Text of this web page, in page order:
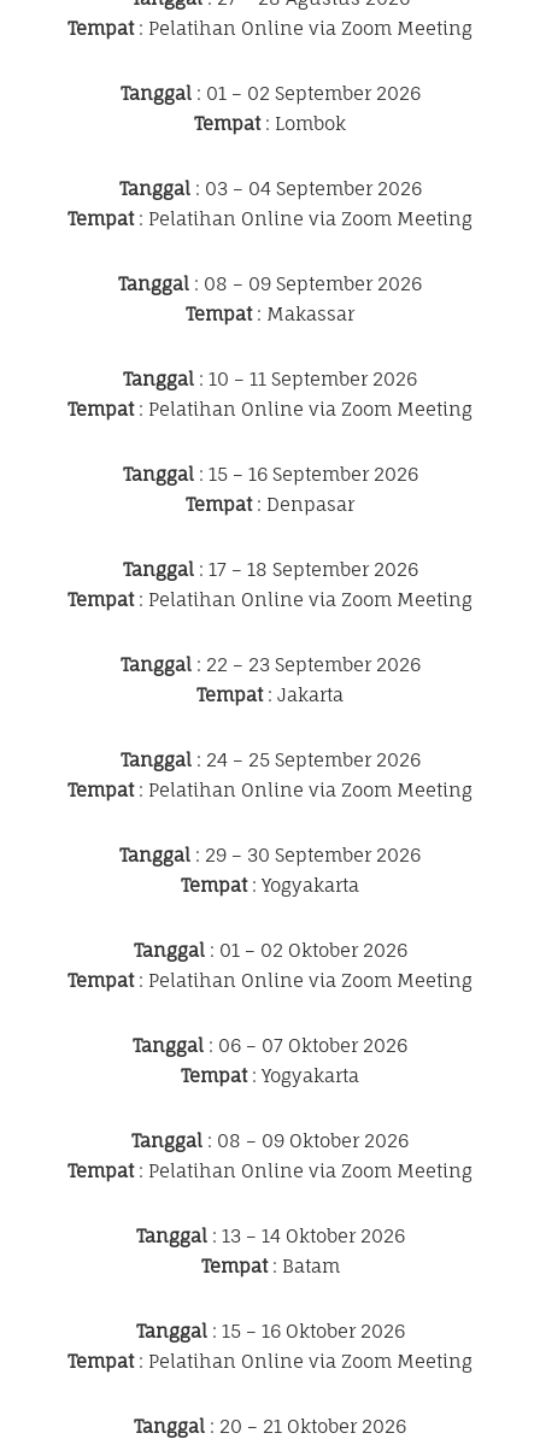
Tempat: Pelatihan Online via Zoom Meeting
Tanggal: 01 – 02 September 2026
Tempat: Lombok
Tanggal: 03 – 04 September 2026
Tempat: Pelatihan Online via Zoom Meeting
Tanggal : 08 – 09 September 2026
Tempat: Makassar
Tanggal : 10 – 11 September 2026
Tempat: Pelatihan Online via Zoom Meeting
Tanggal: 15 – 16 September 2026
Tempat: Denpasar
Tanggal: 17 – 18 September 2026
Tempat: Pelatihan Online via Zoom Meeting
Tanggal: 22 – 23 September 2026
Tempat: Jakarta
Tanggal: 24 – 25 September 2026
Tempat: Pelatihan Online via Zoom Meeting
Tanggal : 29 – 30 September 2026
Tempat: Yogyakarta
Tanggal: 01 – 02 Oktober 2026
Tempat: Pelatihan Online via Zoom Meeting
Tanggal : 06 – 07 Oktober 2026
Tempat: Yogyakarta
Tanggal : 08 – 09 Oktober 2026
Tempat: Pelatihan Online via Zoom Meeting
Tanggal: 13 – 14 Oktober 2026
Tempat: Batam
Tanggal: 15 – 16 Oktober 2026
Tempat: Pelatihan Online via Zoom Meeting
Tanggal : 20 – 21 Oktober 2026